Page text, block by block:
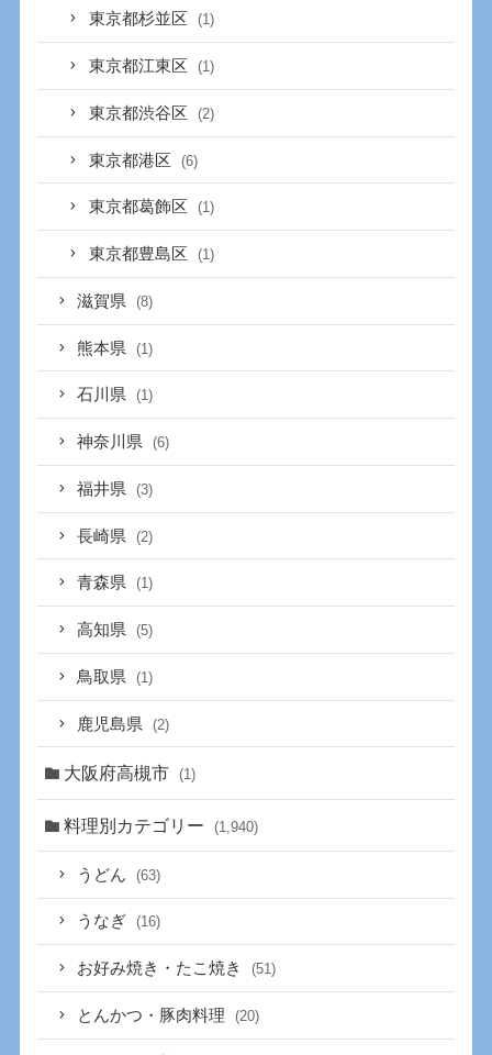
東京都杉並区 (1)
東京都江東区 (1)
東京都渋谷区 (2)
東京都港区 (6)
東京都葛飾区 (1)
東京都豊島区 (1)
滋賀県 (8)
熊本県 (1)
石川県 (1)
神奈川県 (6)
福井県 (3)
長崎県 (2)
青森県 (1)
高知県 (5)
鳥取県 (1)
鹿児島県 (2)
大阪府高槻市 (1)
料理別カテゴリー (1,940)
うどん (63)
うなぎ (16)
お好み焼き・たこ焼き (51)
とんかつ・豚肉料理 (20)